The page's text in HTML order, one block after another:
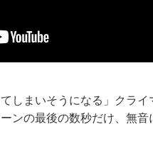
しまいそうになる」クラ
ンの最後の数秒だけ、無音